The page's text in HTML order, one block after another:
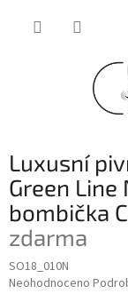
Luxusní
Green
bombička
zdarma
SO18_010N
Průměrné
Neohodnoceno